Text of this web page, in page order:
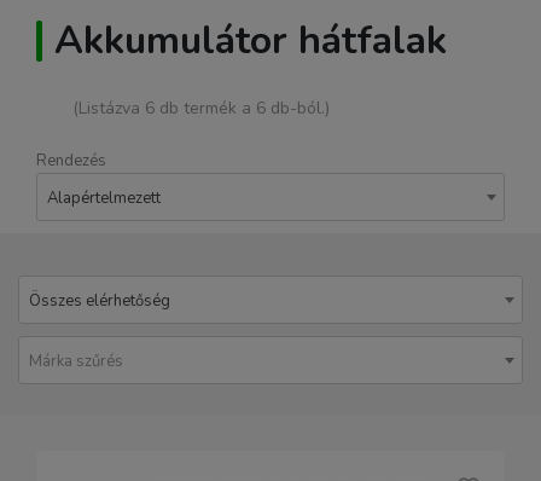
Akkumulátor hátfalak
(Listázva 6 db termék a 6 db-ból.)
Rendezés
Alapértelmezett
Összes elérhetőség
Márka szűrés